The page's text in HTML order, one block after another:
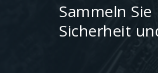
Sammeln
Sicherheit